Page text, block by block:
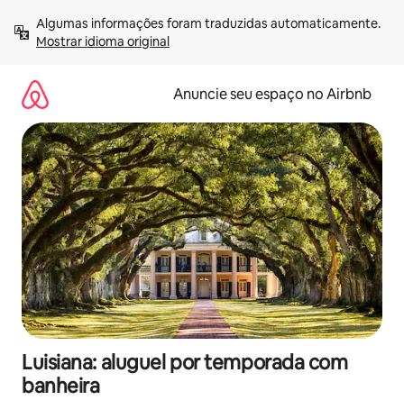
para
Mostrar idioma original
Anuncie seu espaço no Airbnb
Luisiana: aluguel por temporada com
banheira